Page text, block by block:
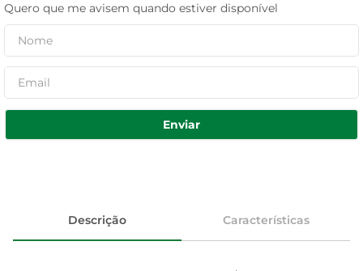
Quero que me avisem quando estiver disponível
Enviar
Descrição Características